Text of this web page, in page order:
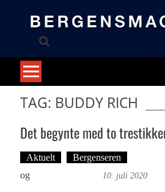
TAG: BUDDY RICH
Det begynte med to
Aktuelt Bergenseren
og
10. juli 2020